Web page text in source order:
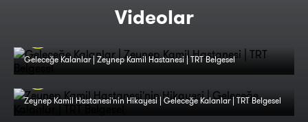
Videolar
Geleceğe Kalanlar | Zeynep Kamil Hastanesi | TRT Belgesel
Zeynep Kamil Hastanesi'nin Hikayesi | Geleceğe Kalanlar | TRT Belgesel